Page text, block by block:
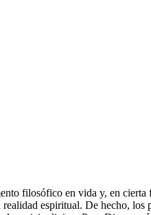
filosófico en vida y, en
espiritual. De hecho,